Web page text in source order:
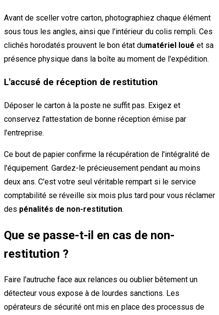
Avant de sceller votre carton, photographiez chaque élément
sous tous les angles, ainsi que l'intérieur du colis rempli. Ces
clichés horodatés prouvent le bon état dumatériel loué et sa
présence physique dans la boîte au moment de l'expédition.
L'accusé de réception de restitution
Déposer le carton à la poste ne suffit pas. Exigez et
conservez l'attestation de bonne réception émise par
l'entreprise.
Ce bout de papier confirme la récupération de l'intégralité de
l'équipement. Gardez-le précieusement pendant au moins
deux ans. C'est votre seul véritable rempart si le service
comptabilité se réveille six mois plus tard pour vous réclamer
des pénalités de non-restitution.
Que se passe-t-il en cas de non-
restitution ?
Faire l'autruche face aux relances ou oublier bêtement un
détecteur vous expose à de lourdes sanctions. Les
opérateurs de sécurité ont mis en place des processus de